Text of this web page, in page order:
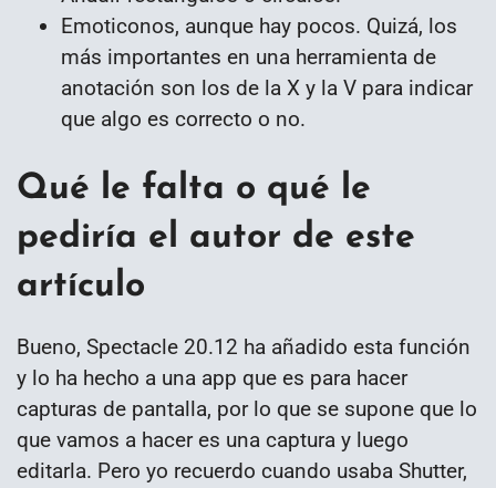
Emoticonos, aunque hay pocos. Quizá, los
más importantes en una herramienta de
anotación son los de la X y la V para indicar
que algo es correcto o no.
Qué le falta o qué le
pediría el autor de este
artículo
Bueno, Spectacle 20.12 ha añadido esta función
y lo ha hecho a una app que es para hacer
capturas de pantalla, por lo que se supone que lo
que vamos a hacer es una captura y luego
editarla. Pero yo recuerdo cuando usaba Shutter,